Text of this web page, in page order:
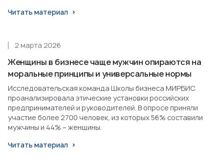
Читать материал
Женщины в бизнесе чаще мужчин опираются на
моральные принципы и универсальные нормы
2 марта 2026
Исследовательская команда Школы бизнеса МИРБИС
проанализировала этические установки российских
предпринимателей и руководителей. В опросе приняли
участие более 2700 человек, из которых 56% составили
мужчины и 44% – женщины.
Читать материал